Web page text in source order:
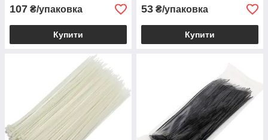
107 ₴/упаковка
Купити
53 ₴/упаковка
Купити